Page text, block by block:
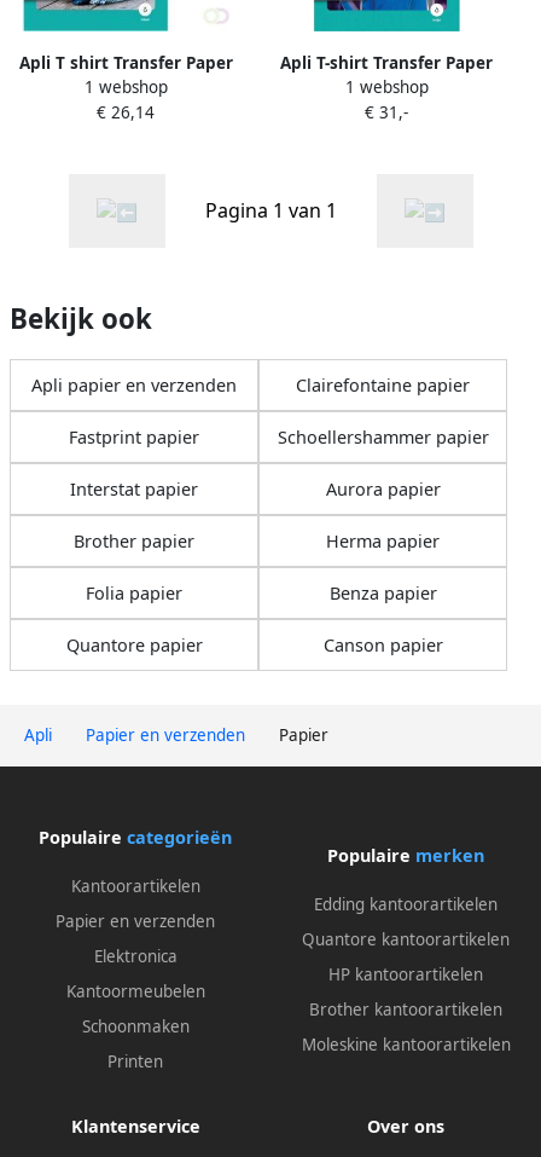
Apli Papier en verzenden Papier
Apli T shirt Transfer Paper
voor allerlei textiel pak met
2 vellen
1 webshop
€ 26,14
Apli T-shirt Transfer Paper
voor fluorescerend effect
pak met 3 vellen
1 webshop
€ 31,-
Pagina 1 van 1
Bekijk ook
Apli papier en verzenden Clairefontaine papier
Fastprint papier Schoellershammer papier
Interstat papier Aurora papier
Brother papier Herma papier
Folia papier Benza papier
Quantore papier Canson papier
Populaire categorieën
Kantoorartikelen
Papier en verzenden
Elektronica
Kantoormeubelen
Schoonmaken
Printen
Populaire merken
Edding kantoorartikelen
Quantore kantoorartikelen
HP kantoorartikelen
Brother kantoorartikelen
Moleskine kantoorartikelen
Klantenservice Over ons